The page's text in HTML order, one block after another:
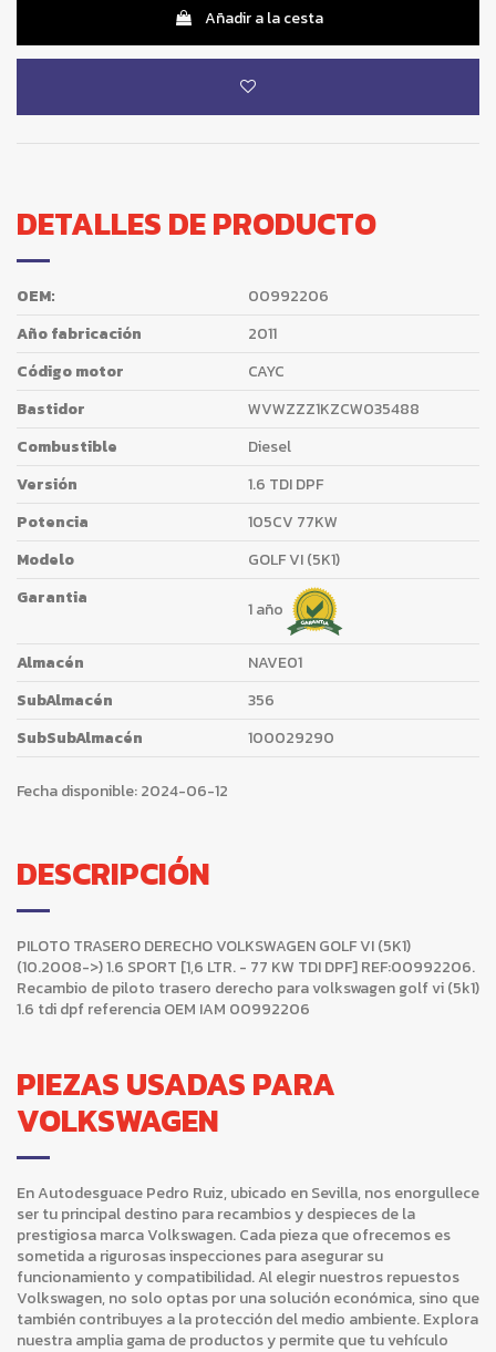
Añadir a la cesta
DETALLES DE PRODUCTO
OEM:
00992206
Año fabricación
2011
Código motor
CAYC
Bastidor
WVWZZZ1KZCW035488
Combustible
Diesel
Versión
1.6 TDI DPF
Potencia
105CV 77KW
Modelo
GOLF VI (5K1)
Garantia
1 año
Almacén
NAVE01
SubAlmacén
356
SubSubAlmacén
100029290
Fecha disponible:2024-06-12
DESCRIPCIÓN
PILOTO TRASERO DERECHO VOLKSWAGEN GOLF VI (5K1)
(10.2008->) 1.6 SPORT [1,6 LTR. - 77 KW TDI DPF] REF:00992206.
Recambio de piloto trasero derecho para volkswagen golf vi (5k1)
1.6 tdi dpf referencia OEM IAM 00992206
PIEZAS USADAS PARA
VOLKSWAGEN
En Autodesguace Pedro Ruiz, ubicado en Sevilla, nos enorgullece
ser tu principal destino para recambios y despieces de la
prestigiosa marca Volkswagen. Cada pieza que ofrecemos es
sometida a rigurosas inspecciones para asegurar su
funcionamiento y compatibilidad. Al elegir nuestros repuestos
Volkswagen, no solo optas por una solución económica, sino que
también contribuyes a la protección del medio ambiente. Explora
nuestra amplia gama de productos y permite que tu vehículo